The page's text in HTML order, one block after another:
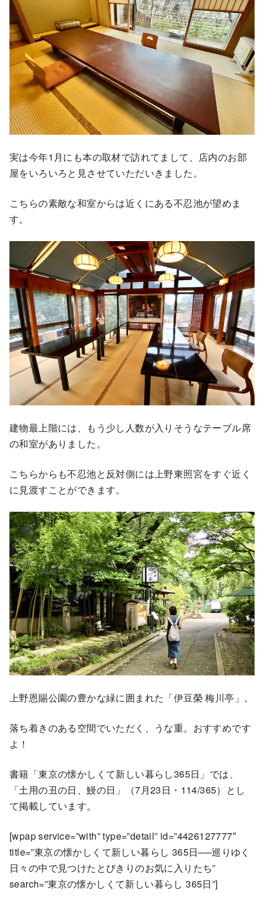
実は今年1月にも本の取材で訪れてまして、店内のお部
屋をいろいろと見させていただいきました。
こちらの素敵な和室からは近くにある不忍池が望めま
す。
建物最上階には、もう少し人数が入りそうなテーブル席
の和室がありました。
こちらからも不忍池と反対側には上野東照宮をすぐ近く
に見渡すことができます。
上野恩賜公園の豊かな緑に囲まれた「伊豆榮 梅川亭」。
落ち着きのある空間でいただく、うな重。おすすめです
よ！
書籍「東京の懐かしくて新しい暮らし365日」では、
「土用の丑の日、鰻の日」（7月23日・114/365）とし
て掲載しています。
[wpap service=”with” type=”detail” id=”4426127777″
title=”東京の懐かしくて新しい暮らし 365日──巡りゆく
日々の中で見つけたとびきりのお気に入りたち”
search=”東京の懐かしくて新しい暮らし 365日”]